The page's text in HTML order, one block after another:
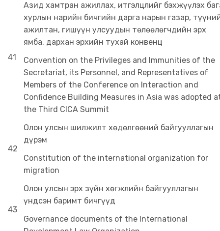
41
Азид хамтран ажиллах, итгэлцлийг бэхжүүлэх
хурлын нарийн бичгийн дарга нарын газар,
ажилтан, гишүүн улсуудын төлөөлөгчдийн эрх
ямба, дархан эрхийн тухай конвенц
Convention on the Privileges and Immunities of the
Secretariat, its Personnel, and Representatives of
Members of the Conference on Interaction and
Confidence Building Measures in Asia was adopted
the Third CICA Summit
42
Олон улсын шилжилт хөдөлгөөний байгууллагын
дүрэм
Constitution of the international organization for
migration
43
Олон улсын эрх зүйн хөгжлийн байгууллагын
үндсэн баримт бичгүүд
Governance documents of the International